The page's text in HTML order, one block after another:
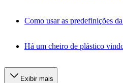
Como usar as predefinições
Há um cheiro de plástico
Exibir mais